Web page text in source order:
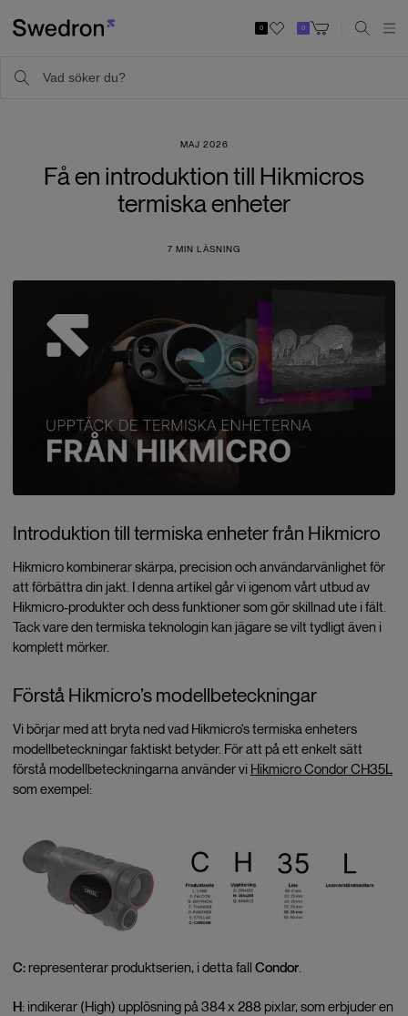
0 0
MAJ 2026
Få en introduktion till Hikmicros
termiska enheter
7 MIN LÄSNING
Introduktion till termiska enheter från Hikmicro
Hikmicro kombinerar skärpa, precision och användarvänlighet för
att förbättra din jakt. I denna artikel går vi igenom vårt utbud av
Hikmicro-produkter och dess funktioner som gör skillnad ute i fält.
Tack vare den termiska teknologin kan jägare se vilt tydligt även i
komplett mörker.
Förstå Hikmicro’s modellbeteckningar
Vi börjar med att bryta ned vad Hikmicro's termiska enheters
modellbeteckningar faktiskt betyder. För att på ett enkelt sätt
förstå modellbeteckningarna använder vi Hikmicro Condor CH35L
som exempel:
C:representerar produktserien, i detta fall Condor.
H: indikerar (High) upplösning på 384 x 288 pixlar, som erbjuder en